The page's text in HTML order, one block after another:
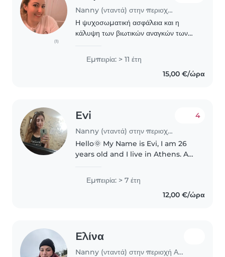
(1)
Nanny (νταντά) στην περιοχή Αθήνα
Η ψυχοσωματική ασφάλεια και η
κάλυψη των βιωτικών αναγκών των
απασχόληση, προσαρμόζεται στη
διάθεση και τα ενδιαφέροντά..
Εμπειρία: > 11 έτη
15,00 €/ώρα
Evi
Nanny (νταντά) στην περιοχή Αθήνα
4
Hello🌞 My Name is Evi, I am 26
years old and I live in Athens. As
developmental psychology of
children and adolescents (MSc),..
Εμπειρία: > 7 έτη
12,00 €/ώρα
Eλίνα
Nanny (νταντά) στην περιοχή Αθήνα